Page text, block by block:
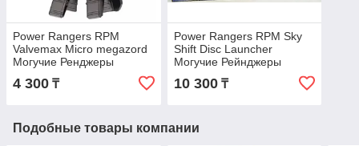
Power Rangers RPM
Valvemax Micro megazord
Могучие Ренджеры
4 300 ₸
Power Rangers RPM Sky
Shift Disc Launcher
Могучие Рейнджеры
10 300₸
Подобные товары компании